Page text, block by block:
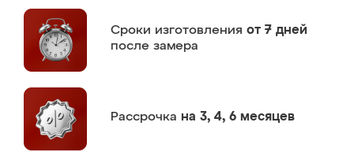
Сроки изготовления от 7 дней
после замера
Рассрочка на 3, 4, 6 месяцев